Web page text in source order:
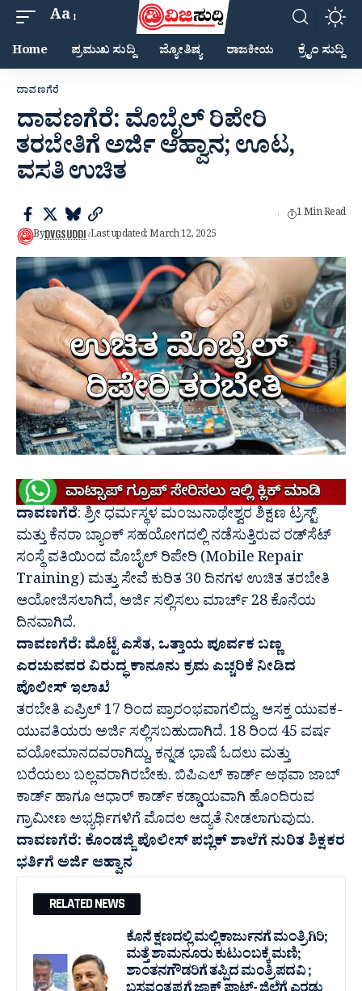
Aa
Home ಪ್ರಮುಖ ಸುದ್ದಿ ಜ್ಯೋತಿಷ್ಯ ರಾಜಕೀಯ ಕ್ರೈಂ ಸುದ್ದಿ
ದಾವಣಗೆರೆ
ದಾವಣಗೆರೆ: ಮೊಬೈಲ್ ರಿಪೇರಿ
ತರಬೇತಿಗೆ ಅರ್ಜಿ ಆಹ್ವಾನ; ಊಟ,
ವಸತಿ ಉಚಿತ
ByDVGSUDDI Last updated: March 12, 2025
1 Min Read
ದಾವಣಗೆರೆ: ಶ್ರೀ ಧರ್ಮಸ್ಥಳ ಮಂಜುನಾಥೇಶ್ವರ ಶಿಕ್ಷಣ ಟ್ರಸ್ಟ್
ಮತ್ತು ಕೆನರಾ ಬ್ಯಾಂಕ್ ಸಹಯೋಗದಲ್ಲಿ ನಡೆಸುತ್ತಿರುವ ರಡ್‍ಸೆಟ್
ಸಂಸ್ಥೆ ವತಿಯಿಂದ ಮೊಬೈಲ್ ರಿಪೇರಿ (Mobile Repair
Training) ಮತ್ತು ಸೇವೆ ಕುರಿತ 30 ದಿನಗಳ ಉಚಿತ ತರಬೇತಿ
ಆಯೋಜಿಸಲಾಗಿದೆ, ಅರ್ಜಿ ಸಲ್ಲಿಸಲು ಮಾರ್ಚ್ 28 ಕೊನೆಯ
ದಿನವಾಗಿದೆ.
ದಾವಣಗೆರೆ:‌ ಮೊಟ್ಟೆ ಎಸೆತ, ಒತ್ತಾಯ ಪೂರ್ವಕ ಬಣ್ಣ
ಎರಚುವವರ ವಿರುದ್ಧ ಕಾನೂನು ಕ್ರಮ ಎಚ್ಚರಿಕೆ ನೀಡಿದ
ಪೊಲೀಸ್ ಇಲಾಖೆ
ತರಬೇತಿ ಏಪ್ರಿಲ್ 17 ರಿಂದ ಪ್ರಾರಂಭವಾಗಲಿದ್ದು, ಆಸಕ್ತ ಯುವಕ-
ಯುವತಿಯರು ಅರ್ಜಿ ಸಲ್ಲಿಸಬಹುದಾಗಿದೆ. 18 ರಿಂದ 45 ವರ್ಷ
ವಯೋಮಾನದವರಾಗಿದ್ದು, ಕನ್ನಡ ಭಾಷೆ ಓದಲು ಮತ್ತು
ಬರೆಯಲು ಬಲ್ಲವರಾಗಿರಬೇಕು. ಬಿಪಿಎಲ್ ಕಾರ್ಡ್ ಅಥವಾ ಜಾಬ್
ಕಾರ್ಡ್ ಹಾಗೂ ಆಧಾರ್ ಕಾರ್ಡ್ ಕಡ್ಡಾಯವಾಗಿ ಹೊಂದಿರುವ
ಗ್ರಾಮೀಣ ಅಭ್ಯರ್ಥಿಗಳಿಗೆ ಮೊದಲ ಆದ್ಯತೆ ನೀಡಲಾಗುವುದು.
ದಾವಣಗೆರೆ: ಕೊಂಡಜ್ಜಿ ಪೊಲೀಸ್ ಪಬ್ಲಿಕ್ ಶಾಲೆಗೆ ನುರಿತ ಶಿಕ್ಷಕರ
ಭರ್ತಿಗೆ ಅರ್ಜಿ ಆಹ್ವಾನ
RELATED NEWS
ಕೊನೆ ಕ್ಷಣದಲ್ಲಿ ಮಲ್ಲಿಕಾರ್ಜುನಗೆ ಮಂತ್ರಿಗಿರಿ;
ಮತ್ತೆ ಶಾಮನೂರು ಕುಟುಂಬಕ್ಕೆ ಮಣಿ;
ಶಾಂತನಗೌಡರಿಗೆ ತಪ್ಪಿದ ಮಂತ್ರಿ ಪದವಿ ;